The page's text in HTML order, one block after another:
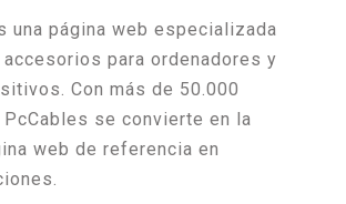
una página web especializada
para ordenadores y
Con más de 50.000
se convierte en la
web de referencia en